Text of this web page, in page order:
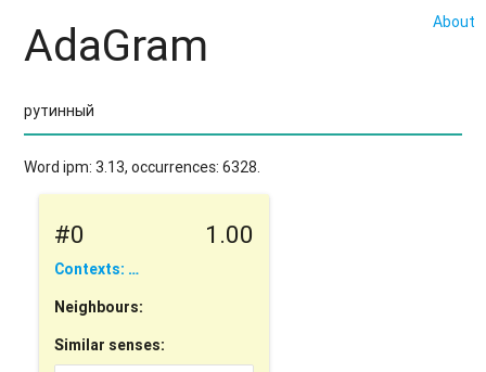
About
AdaGram
Word ipm: 3.13, occurrences: 6328.
#0 1.00
Contexts: …
Neighbours:
Similar senses: